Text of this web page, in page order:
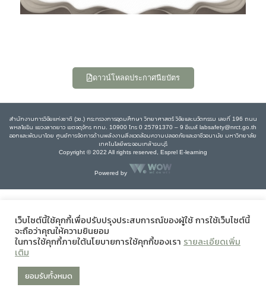
ดาวน์โหลดประกาศนียบัตร
สำนักงานการวิจัยแห่งชาติ (วช.) กระทรวงการอุดมศึกษา วิทยาศาสตร์ วิจัยและนวัตกรรม เลขที่ 196 ถนน
พหลโยธิน แขวงลาดยาว เขตจตุจักร กทม. 10900 โทร 0 25791370 – 9 อีเมล์ labsafety@nrct.go.th
ออกและพัฒนาโดย ศูนย์การจัดการด้านพลังงานสิ่งแวดล้อมความปลอดภัยและอาชีวอนามัย มหาวิทยาลัย
เทคโนโลยีพระจอมเกล้าธนบุรี
Copyright © 2022 All rights reserved, Esprel E-learning
Powered by
เว็บไซต์นี้ใช้คุกกี้เพื่อปรับปรุงประสบการณ์ของผู้ใช้ การใช้เว็บไซต์นี้
จะถือว่าคุณให้ความยินยอม
ในการใช้คุกกี้ภายใต้นโยบายการใช้คุกกี้ของเรา รายละเอียดเพิ่ม
เติม
ยอมรับทั้งหมด